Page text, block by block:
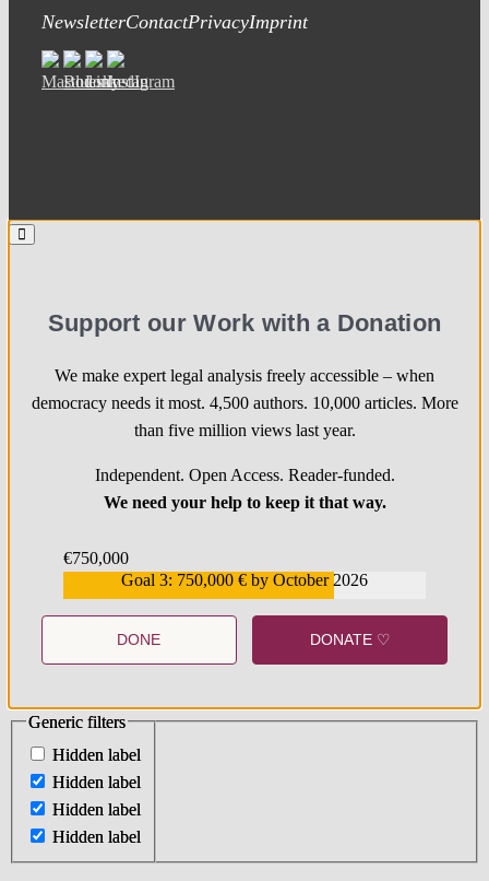
NewsletterContactPrivacyImprint
Support our Work with a Donation
We make expert legal analysis freely accessible – when
democracy needs it most. 4,500 authors. 10,000 articles. More
than five million views last year.
Independent. Open Access. Reader-funded.
We need your help to keep it that way.
€750,000
€559,159Goal 3: 750,000 € by October 2026
DONE DONATE ♡
Generic filters
Hidden label
Hidden label
Hidden label
Hidden label
Generic filters
Hidden label
Hidden label
Hidden label
Hidden label